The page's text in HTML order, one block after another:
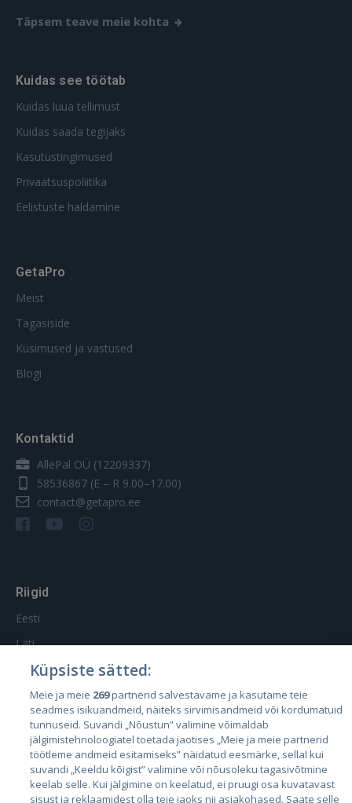
Täpsem teave meie kohta
Kuidas see töötab
Kuidas luua tellimust
Kuidas saada tegijaks
Kasutustingimused
Privaatsuspoliitika
Eelistuste haldamine
GetaPro
Meist
Tagasiside
Küsimused ja vastused
Blogi
Kontaktid
AllePal OÜ (12209337)
58536867 (E – R 9.00–17.00)
contact@getapro.ee
Riigid
Eesti
Läti
Leedu
Küpsiste sätted:
Meie ja meie 269partnerid salvestavame ja kasutame teie
seadmes isikuandmeid, näiteks sirvimisandmeid või kordumatuid
tunnuseid. Suvandi „Nõustun” valimine võimaldab
jälgimistehnoloogiatel toetada jaotises „Meie ja meie partnerid
töötleme andmeid esitamiseks” näidatud eesmärke, sellal kui
suvandi „Keeldu kõigist” valimine või nõusoleku tagasivõtmine
keelab selle. Kui jälgimine on keelatud, ei pruugi osa kuvatavast
sisust ja reklaamidest olla teie jaoks nii asjakohased. Saate selle